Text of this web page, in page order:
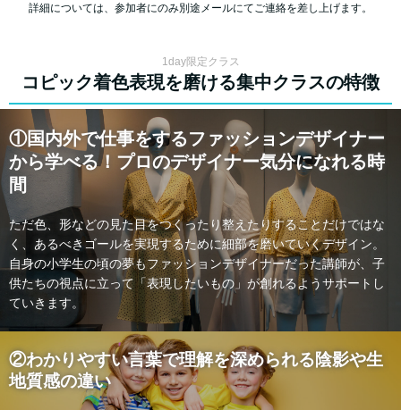
詳細については、参加者にのみ別途メールにてご連絡を差し上げます。
1day限定クラス
コピック着色表現を磨ける集中クラスの特徴
①国内外で仕事をするファッションデザイナー
から学べる！プロのデザイナー気分になれる時
間
ただ色、形などの見た目をつくったり整えたりすることだけではな
く、あるべきゴールを実現するために細部を磨いていくデザイン。
自身の小学生の頃の夢もファッションデザイナーだった講師が、子
供たちの視点に立って「表現したいもの」が創れるようサポートし
ていきます。
②わかりやすい言葉で理解を深められる陰影や生
地質感の違い